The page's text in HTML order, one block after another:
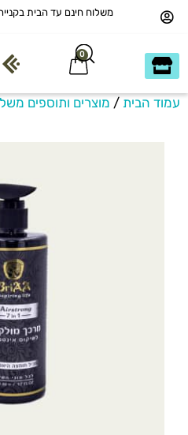
משלוח חינם עד הבית בקנייה
0
עמוד הבית / מוצרים ותוספים